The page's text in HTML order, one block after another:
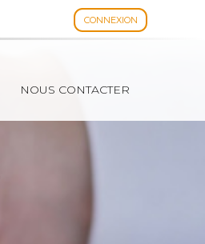
CONNEXION
NOUS CONTACTER